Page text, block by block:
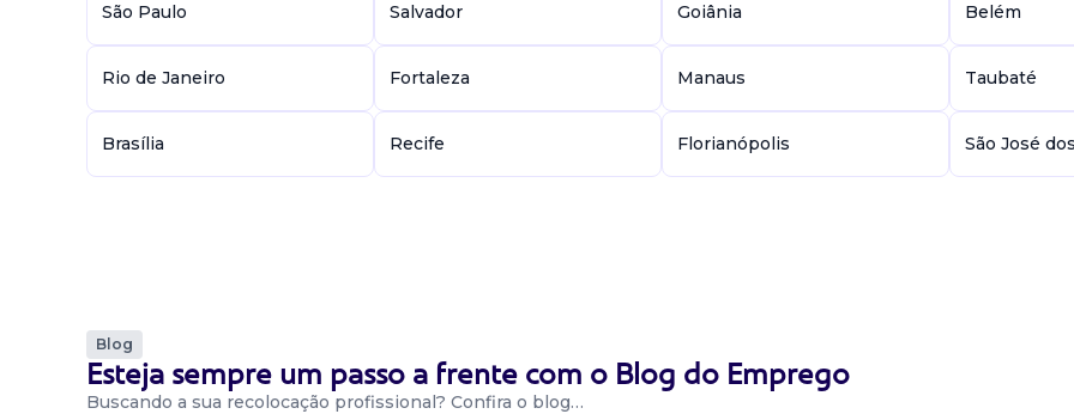
São Paulo Salvador Goiânia Belém
Rio de Janeiro Fortaleza Manaus Taubaté
Brasília Recife Florianópolis São José
Blog
Esteja sempre um passo a frente com o Blog do Emprego
Buscando a sua recolocação profissional? Confira o blog…